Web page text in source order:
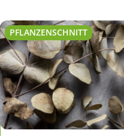
PFLANZENSCHNITT